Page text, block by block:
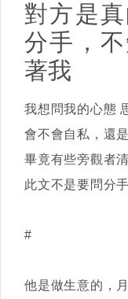
對方是
分手，
著我
我想問我的心態
會不會自私，還
畢竟有些旁觀者清
此文不是要問分
#
他是做生意的，